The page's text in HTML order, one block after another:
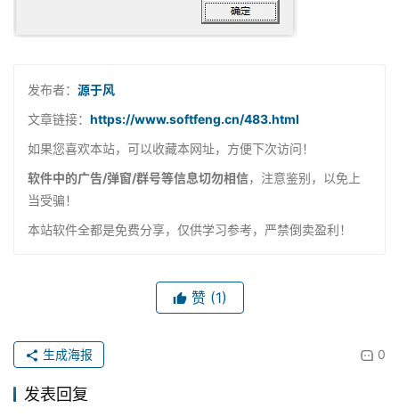
发布者： 源于风
文章链接： https://www.softfeng.cn/483.html
如果您喜欢本站，可以收藏本网址，方便下次访问！
软件中的广告/弹窗/群号等信息切勿相信，注意鉴别，以免上
当受骗！
本站软件全都是免费分享，仅供学习参考，严禁倒卖盈利！
赞 (1)
0
生成海报
发表回复